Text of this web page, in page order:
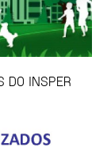
DO INSPER